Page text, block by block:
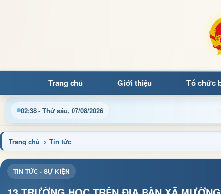
Trang chủ Giới thiệu Tổ chức
02:38 - Thứ sáu, 07/08/2026
Ảng Cập nhật thông tin điều hành, thủ tục hành
Trang chủ > Tin tức
TIN TỨC - SỰ KIỆN